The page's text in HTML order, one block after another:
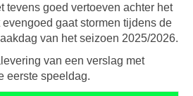
tevens goed vertoeven achter het
gaat stormen tijdens de
van het seizoen 2025/2026.
van een verslag met
eerste speeldag.